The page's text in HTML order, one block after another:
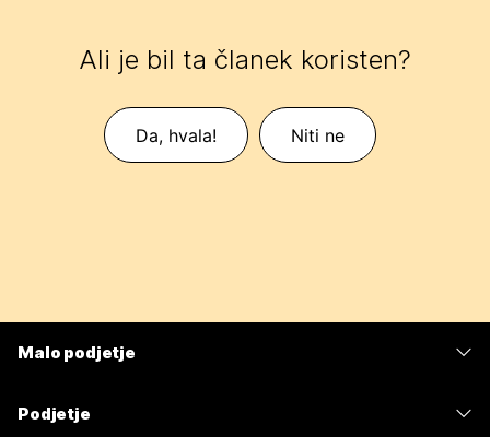
Ali je bil ta članek koristen?
Da, hvala! Niti ne
Malo podjetje
Podjetje